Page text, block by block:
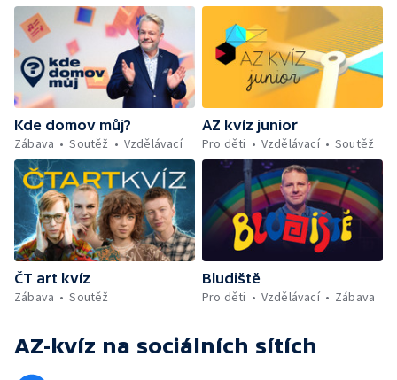
Kde domov můj?
Zábava
Soutěž Vzdělávací
AZ kvíz junior
Pro děti
Vzdělávací Soutěž
ČT art kvíz
Zábava
Soutěž
Bludiště
Pro děti
Vzdělávací Zábava
AZ-kvíz na sociálních sítích